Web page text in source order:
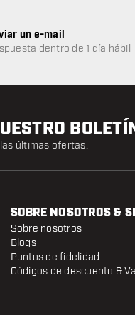
un e-mail
dentro de 1 día hábil
últimas ofertas.
SOBRE NOSOTROS &
Sobre nosotros
Blogs
Puntos de fidelidad
Códigos de descuento &